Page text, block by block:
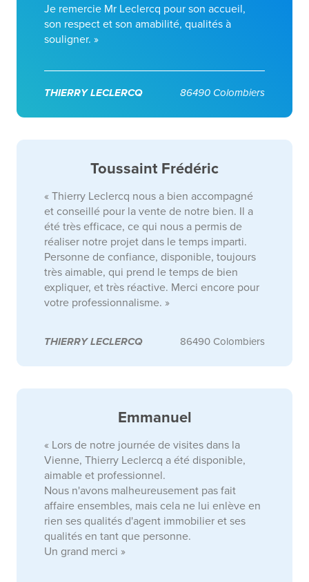
Je remercie Mr Leclercq pour son accueil,
son respect et son amabilité, qualités à
souligner. »
THIERRY LECLERCQ 86490 Colombiers
Toussaint Frédéric
« Thierry Leclercq nous a bien accompagné
et conseillé pour la vente de notre bien. Il a
été très efficace, ce qui nous a permis de
réaliser notre projet dans le temps imparti.
Personne de confiance, disponible, toujours
très aimable, qui prend le temps de bien
expliquer, et très réactive. Merci encore pour
votre professionnalisme. »
THIERRY LECLERCQ 86490 Colombiers
Emmanuel
« Lors de notre journée de visites dans la
Vienne, Thierry Leclercq a été disponible,
aimable et professionnel.
Nous n'avons malheureusement pas fait
affaire ensembles, mais cela ne lui enlève en
rien ses qualités d'agent immobilier et ses
qualités en tant que personne.
Un grand merci »